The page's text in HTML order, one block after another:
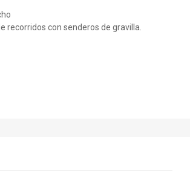
recorridos con senderos de gravilla.